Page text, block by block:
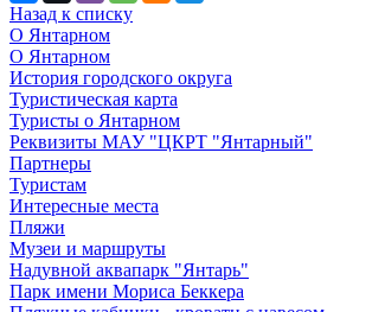
Назад к списку
О Янтарном
О Янтарном
История городского округа
Туристическая карта
Туристы о Янтарном
Реквизиты МАУ "ЦКРТ "Янтарный"
Партнеры
Туристам
Интересные места
Пляжи
Музеи и маршруты
Надувной аквапарк "Янтарь"
Парк имени Мориса Беккера